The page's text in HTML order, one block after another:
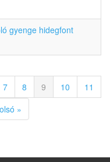
gyenge hidegfont
7 8 9 10
11
»